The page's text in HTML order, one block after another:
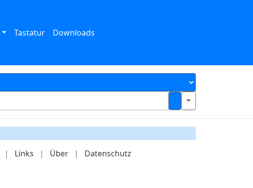
Tastatur Downloads
| Links | Über | Datenschutz